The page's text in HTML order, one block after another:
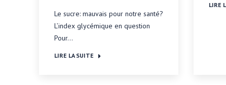
Le sucre: mauvais pour notre santé?
L’index glycémique en question
Pour…
LIRE LA SUITE
LIRE